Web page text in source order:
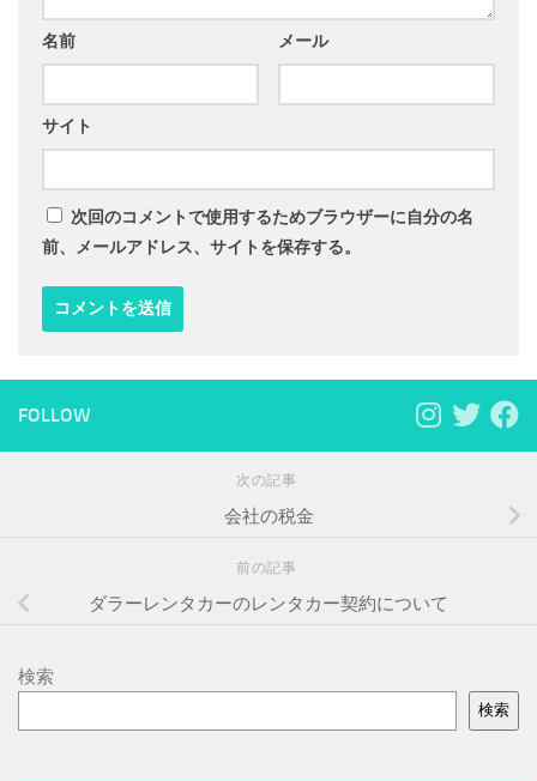
名前 メール
サイト
次回のコメントで使用するためブラウザーに自分の名
前、メールアドレス、サイトを保存する。
FOLLOW
次の記事
会社の税金
前の記事
ダラーレンタカーのレンタカー契約について
検索
検索